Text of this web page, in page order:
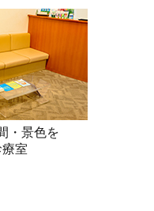
・景色を
室